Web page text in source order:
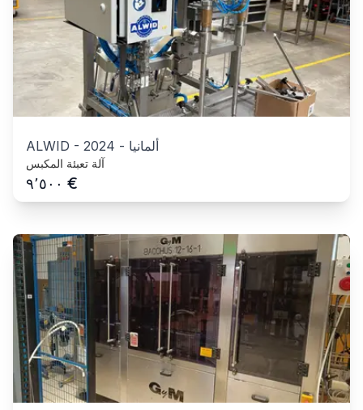
ALWID - 2024 - ألمانيا
آلة تعبئة المكبس
٩٬٥٠٠ €